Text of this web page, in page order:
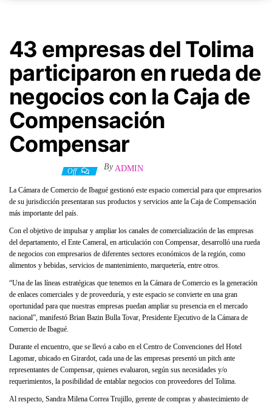
43 empresas del Tolima
participaron en rueda de
negocios con la Caja de
Compensación
Compensar
Off By ADMIN
La Cámara de Comercio de Ibagué gestionó este espacio comercial para que empresarios
de su jurisdicción presentaran sus productos y servicios ante la Caja de Compensación
más importante del país.
Con el objetivo de impulsar y ampliar los canales de comercialización de las empresas
del departamento, el Ente Cameral, en articulación con Compensar, desarrolló una rueda
de negocios con empresarios de diferentes sectores económicos de la región, como
alimentos y bebidas, servicios de mantenimiento, marquetería, entre otros.
“Una de las líneas estratégicas que tenemos en la Cámara de Comercio es la generación
de enlaces comerciales y de proveeduría, y este espacio se convierte en una gran
oportunidad para que nuestras empresas puedan ampliar su presencia en el mercado
nacional”, manifestó Brian Bazin Bulla Tovar, Presidente Ejecutivo de la Cámara de
Comercio de Ibagué.
Durante el encuentro, que se llevó a cabo en el Centro de Convenciones del Hotel
Lagomar, ubicado en Girardot, cada una de las empresas presentó un pitch ante
representantes de Compensar, quienes evaluaron, según sus necesidades y/o
requerimientos, la posibilidad de entablar negocios con proveedores del Tolima.
Al respecto, Sandra Milena Correa Trujillo, gerente de compras y abastecimiento de